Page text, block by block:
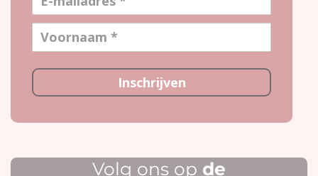
Inschrijven
Volg ons op de